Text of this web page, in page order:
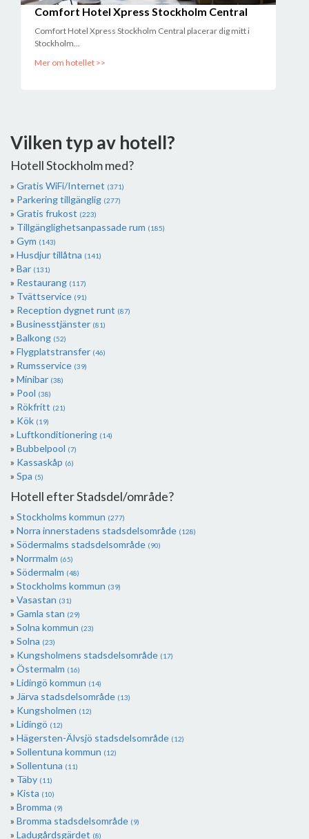
Comfort Hotel Xpress Stockholm Central
Comfort Hotel Xpress Stockholm Central placerar dig mitt i
Stockholm...
Mer om hotellet >>
Vilken typ av hotell?
Hotell Stockholm med?
Gratis WiFi/Internet (371)
Parkering tillgänglig (277)
Gratis frukost (223)
Tillgänglighetsanpassade rum (185)
Gym (143)
Husdjur tillåtna (141)
Bar (131)
Restaurang (117)
Tvättservice (91)
Reception dygnet runt (87)
Businesstjänster (81)
Balkong (52)
Flygplatstransfer (46)
Rumsservice (39)
Minibar (38)
Pool (38)
Rökfritt (21)
Kök (19)
Luftkonditionering (14)
Bubbelpool (7)
Kassaskåp (6)
Spa (5)
Hotell efter Stadsdel/område?
Stockholms kommun (277)
Norra innerstadens stadsdelsområde (128)
Södermalms stadsdelsområde (90)
Norrmalm (65)
Södermalm (48)
Stockholms kommun (39)
Vasastan (31)
Gamla stan (29)
Solna kommun (23)
Solna (23)
Kungsholmens stadsdelsområde (17)
Östermalm (16)
Lidingö kommun (14)
Järva stadsdelsområde (13)
Kungsholmen (12)
Lidingö (12)
Hägersten-Älvsjö stadsdelsområde (12)
Sollentuna kommun (12)
Sollentuna (11)
Täby (11)
Kista (10)
Bromma (9)
Bromma stadsdelsområde (9)
Ladugårdsgärdet (8)